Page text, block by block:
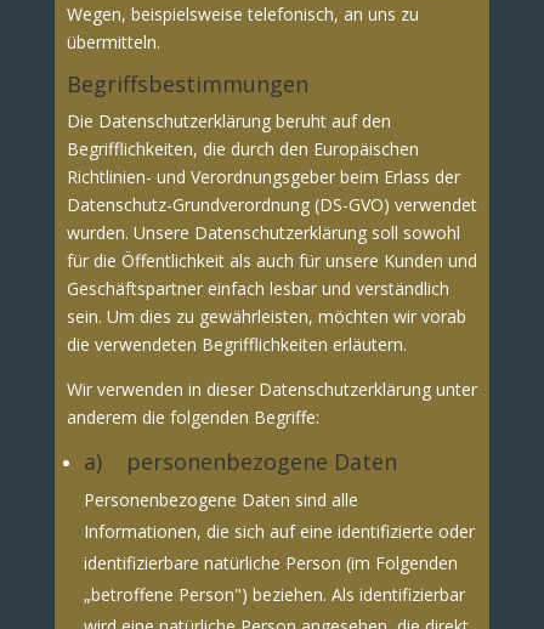
Wegen, beispielsweise telefonisch, an uns zu
übermitteln.
Begriffsbestimmungen
Die Datenschutzerklärung beruht auf den
Begrifflichkeiten, die durch den Europäischen
Richtlinien- und Verordnungsgeber beim Erlass der
Datenschutz-Grundverordnung (DS-GVO) verwendet
wurden. Unsere Datenschutzerklärung soll sowohl
für die Öffentlichkeit als auch für unsere Kunden und
Geschäftspartner einfach lesbar und verständlich
sein. Um dies zu gewährleisten, möchten wir vorab
die verwendeten Begrifflichkeiten erläutern.
Wir verwenden in dieser Datenschutzerklärung unter
anderem die folgenden Begriffe:
a) personenbezogene Daten
Personenbezogene Daten sind alle
Informationen, die sich auf eine identifizierte oder
identifizierbare natürliche Person (im Folgenden
„betroffene Person") beziehen. Als identifizierbar